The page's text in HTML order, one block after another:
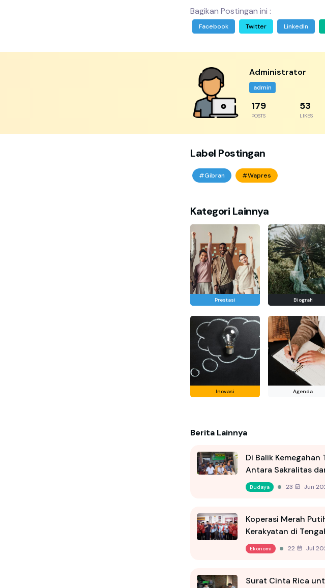
Bagikan Postingan ini :
Facebook Twitter LinkedIn
Administrator
admin
256
POSTS
77
LIKES
Label Postingan
#Gibran #Wapres
Kategori Lainnya
Prestasi Biografi
Inovasi Agenda
Berita Lainnya
Di Balik
Antara Sakralitas
Budaya 23 Jun
Koperasi Merah
Kerakyatan di
Ekonomi 22 Jul
Surat Cinta Rica